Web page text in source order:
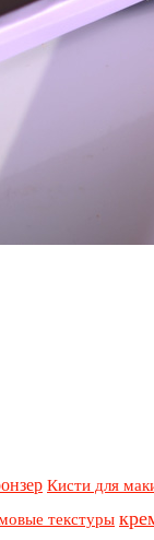
Кисти для
текстуры